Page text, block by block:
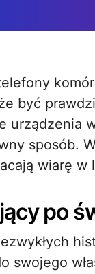
być
urządzenia
sposób.
wiarę w
po
swojego